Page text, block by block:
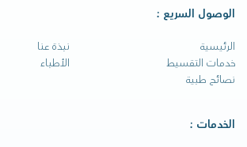
الوصول السريع :
الرئيسية
نبذة عنا
خدمات التقسيط
الأطباء
نصائح طبية
الخدمات :